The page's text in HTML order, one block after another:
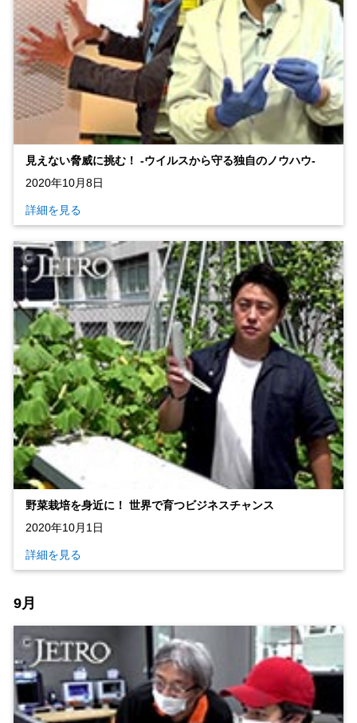
見えない脅威に挑む！ ‐ウイルスから守る独自のノウハウ‐
2020年10月8日
詳細を見る
野菜栽培を身近に！ 世界で育つビジネスチャンス
2020年10月1日
詳細を見る
9月